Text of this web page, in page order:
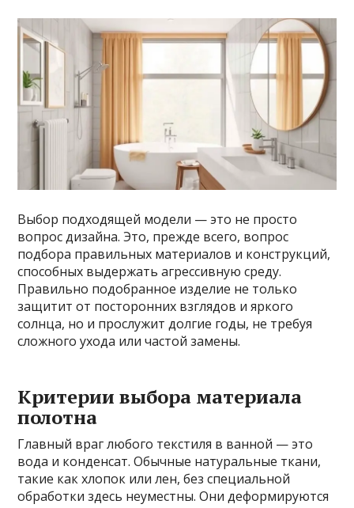
Выбор подходящей модели — это не просто
вопрос дизайна. Это, прежде всего, вопрос
подбора правильных материалов и конструкций,
способных выдержать агрессивную среду.
Правильно подобранное изделие не только
защитит от посторонних взглядов и яркого
солнца, но и прослужит долгие годы, не требуя
сложного ухода или частой замены.
Критерии выбора материала
полотна
Главный враг любого текстиля в ванной — это
вода и конденсат. Обычные натуральные ткани,
такие как хлопок или лен, без специальной
обработки здесь неуместны. Они деформируются